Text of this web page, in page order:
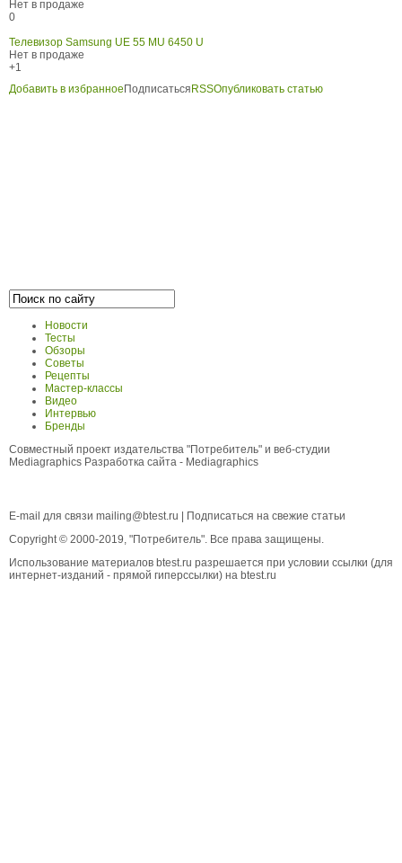
Нет в продаже
0
Телевизор Samsung UE 55 MU 6450 U
Нет в продаже
+1
Добавить в избранное Подписаться RSSОпубликовать статью
Новости
Тесты
Обзоры
Советы
Рецепты
Мастер-классы
Видео
Интервью
Бренды
Совместный проект издательства "Потребитель" и веб-студии
Mediagraphics Разработка сайта - Mediagraphics
E-mail для связи mailing@btest.ru
Подписаться на свежие статьи
Copyright © 2000-2019, "Потребитель". Все права защищены.
Использование материалов btest.ru разрешается при условии ссылки (для
интернет-изданий - прямой гиперссылки) на btest.ru